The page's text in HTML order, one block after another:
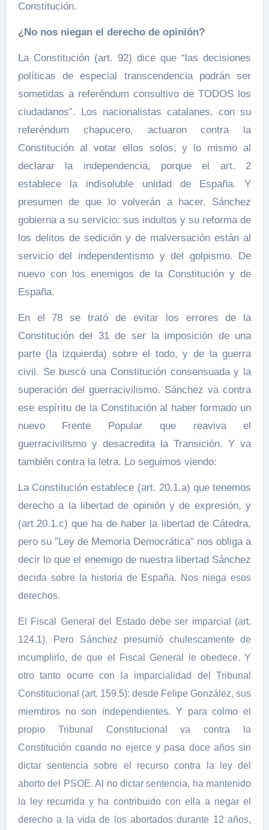
Constitución.
¿No nos niegan el derecho de opinión?
La Constitución (art. 92) dice que “las decisiones
políticas de especial transcendencia podrán ser
sometidas a referéndum consultivo de TODOS los
ciudadanos”. Los nacionalistas catalanes, con su
referéndum chapucero, actuaron contra la
Constitución al votar ellos solos, y lo mismo al
declarar la independencia, porque el art. 2
establece la indisoluble unidad de España. Y
presumen de que lo volverán a hacer. Sánchez
gobierna a su servicio: sus indultos y su reforma de
los delitos de sedición y de malversación están al
servicio del independentismo y del golpismo. De
nuevo con los enemigos de la Constitución y de
España.
En el 78 se trató de evitar los errores de la
Constitución del 31 de ser la imposición de una
parte (la izquierda) sobre el todo, y de la guerra
civil. Se buscó una Constitución consensuada y la
superación del guerracivilismo. Sánchez va contra
ese espíritu de la Constitución al haber formado un
nuevo Frente Popular que reaviva el
guerracivilismo y desacredita la Transición. Y va
también contra la letra. Lo seguimos viendo:
La Constitución establece (art. 20.1.a) que tenemos
derecho a la libertad de opinión y de expresión, y
(art.20.1.c) que ha de haber la libertad de Cátedra,
pero su ”Ley de Memoria Democrática” nos obliga a
decir lo que el enemigo de nuestra libertad Sánchez
decida sobre la historia de España. Nos niega esos
derechos.
El Fiscal General del Estado debe ser imparcial (art.
124.1). Pero Sánchez presumió chulescamente de
incumplirlo, de que el Fiscal General le obedece. Y
otro tanto ocurre con la imparcialidad del Tribunal
Constitucional (art. 159.5): desde Felipe González, sus
miembros no son independientes. Y para colmo el
propio Tribunal Constitucional va contra la
Constitución cuando no ejerce y pasa doce años sin
dictar sentencia sobre el recurso contra la ley del
aborto del PSOE. Al no dictar sentencia, ha mantenido
la ley recurrida y ha contribuido con ella a negar el
derecho a la vida de los abortados durante 12 años,